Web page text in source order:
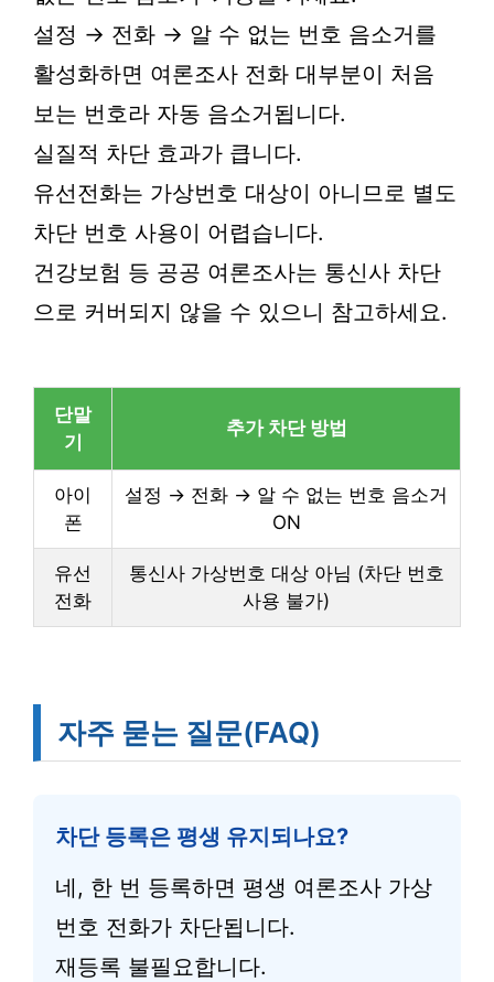
설정 → 전화 → 알 수 없는 번호 음소거를
활성화하면 여론조사 전화 대부분이 처음
보는 번호라 자동 음소거됩니다.
실질적 차단 효과가 큽니다.
유선전화는 가상번호 대상이 아니므로 별도
차단 번호 사용이 어렵습니다.
건강보험 등 공공 여론조사는 통신사 차단
으로 커버되지 않을 수 있으니 참고하세요.
단말
기
추가 차단 방법
아이
폰
설정 → 전화 → 알 수 없는 번호 음소거
ON
유선
전화
통신사 가상번호 대상 아님 (차단 번호
사용 불가)
자주 묻는 질문(FAQ)
차단 등록은 평생 유지되나요?
네, 한 번 등록하면 평생 여론조사 가상
번호 전화가 차단됩니다.
재등록 불필요합니다.